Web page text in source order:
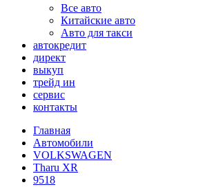
Все авто
Китайские авто
Авто для такси
автокредит
директ
выкуп
трейд ин
сервис
контакты
Главная
Автомобили
VOLKSWAGEN
Tharu XR
9518